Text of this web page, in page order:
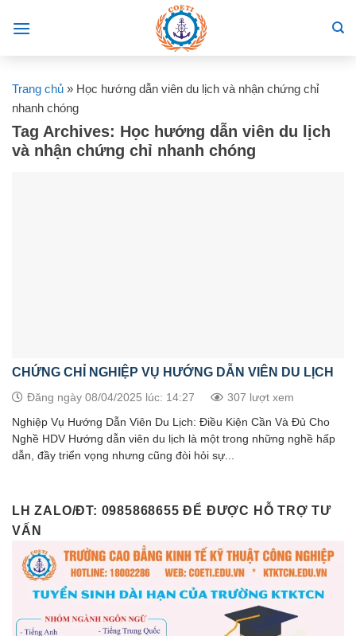
Trang chủ » Học hướng dẫn viên du lịch và nhận chứng chỉ
nhanh chóng
Tag Archives: Học hướng dẫn viên du lịch
và nhận chứng chỉ nhanh chóng
CHỨNG CHỈ NGHIỆP VỤ HƯỚNG DẪN VIÊN DU LỊCH
Đăng ngày 08/04/2025 lúc: 14:27 307 lượt xem
Nghiệp Vụ Hướng Dẫn Viên Du Lịch: Điều Kiện Cần Và Đủ Cho
Nghề HDV Hướng dẫn viên du lịch là một trong những nghề hấp
dẫn, đầy triển vọng nhưng cũng đòi hỏi sự...
LH ZALO/ĐT: 0985868655 ĐỂ ĐƯỢC HỖ TRỢ TƯ
VẤN